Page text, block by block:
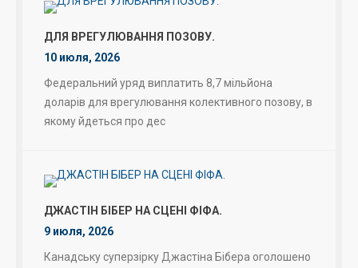
ДЛЯ ВРЕГУЛЮВАННЯ ПОЗОВУ.
10 июля, 2026
Федеральний уряд виплатить 8,7 мільйона
доларів для врегулювання колективного позову, в
якому йдеться про дес
ДЖАСТІН БІБЕР НА СЦЕНІ ФІФА.
9 июля, 2026
Канадську суперзірку Джастіна Бібера оголошено